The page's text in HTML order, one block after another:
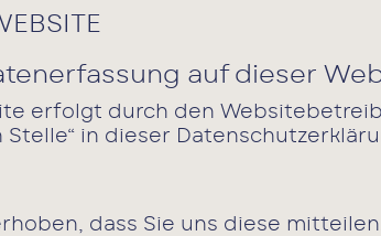
auf dieser
erfolgt durch den
Stelle“ in dieser
dass Sie uns diese